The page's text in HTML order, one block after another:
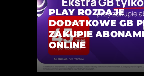
PLAY ROZDAJE
DODATKOWE GB
ZAKUPIE
ONLINE